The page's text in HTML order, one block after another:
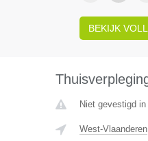
BEKIJK
Niet gevestigd
West-Vlaanderen